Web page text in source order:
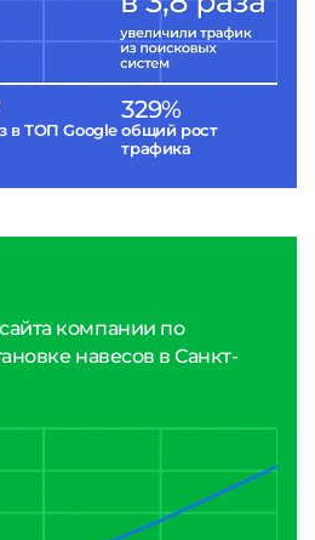
в ТОП Google
329%
общий рост
трафика
компании по
навесов в Санкт-